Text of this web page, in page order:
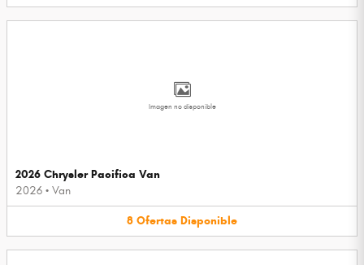
Imagen no disponible
2026 Chrysler Pacifica Van
2026 • Van
8 Ofertas Disponible